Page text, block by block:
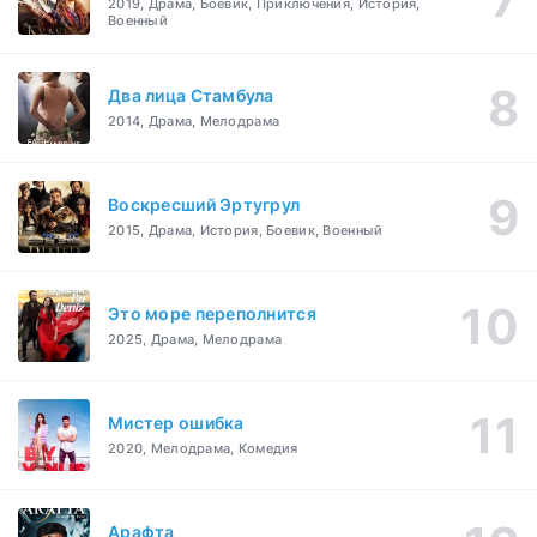
2019, Драма, Боевик, Приключения, История,
Военный
Два лица Стамбула
2014, Драма, Мелодрама
Воскресший Эртугрул
2015, Драма, История, Боевик, Военный
Это море переполнится
2025, Драма, Мелодрама
Мистер ошибка
2020, Мелодрама, Комедия
Арафта